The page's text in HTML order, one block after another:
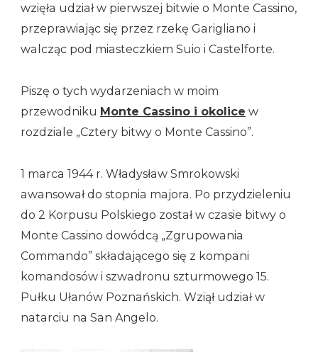
wzięła udział w pierwszej bitwie o Monte Cassino,
przeprawiając się przez rzekę Garigliano i
walcząc pod miasteczkiem Suio i Castelforte.
Piszę o tych wydarzeniach w moim
przewodniku Monte Cassino i okolice w
rozdziale „Cztery bitwy o Monte Cassino”.
1 marca 1944 r. Władysław Smrokowski
awansował do stopnia majora. Po przydzieleniu
do 2 Korpusu Polskiego został w czasie bitwy o
Monte Cassino dowódcą „Zgrupowania
Commando” składającego się z kompani
komandosów i szwadronu szturmowego 15.
Pułku Ułanów Poznańskich. Wziął udział w
natarciu na San Angelo.